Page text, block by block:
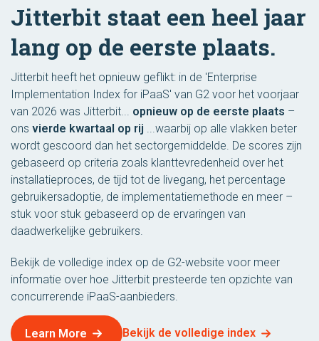
Jitterbit staat een heel jaar
lang op de eerste plaats.
Jitterbit heeft het opnieuw geflikt: in de 'Enterprise
Implementation Index for iPaaS' van G2 voor het voorjaar
van 2026 was Jitterbit... opnieuw op de eerste plaats –
ons vierde kwartaal op rij ...waarbij op alle vlakken beter
wordt gescoord dan het sectorgemiddelde. De scores zijn
gebaseerd op criteria zoals klanttevredenheid over het
installatieproces, de tijd tot de livegang, het percentage
gebruikersadoptie, de implementatiemethode en meer –
stuk voor stuk gebaseerd op de ervaringen van
daadwerkelijke gebruikers.
Bekijk de volledige index op de G2-website voor meer
informatie over hoe Jitterbit presteerde ten opzichte van
concurrerende iPaaS-aanbieders.
Learn More Bekijk de volledige index